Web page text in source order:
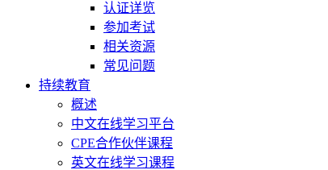
认证详览
参加考试
相关资源
常见问题
持续教育
概述
中文在线学习平台
CPE合作伙伴课程
英文在线学习课程